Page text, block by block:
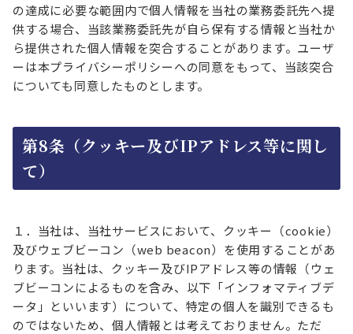
の達成に必要な範囲内で個人情報を当社の業務委託先へ提
供する場合、当該業務委託先が自ら保有する情報と当社か
ら提供された個人情報を突合することがあります。ユーザ
ーは本プライバシーポリシーへの同意をもって、当該突合
についても同意したものとします。
第8条（クッキー及びIPアドレス等に関し
て）
１．当社は、当社サービスにおいて、クッキー（cookie）
及びウェブビーコン（web beacon）を使用することがあ
ります。当社は、クッキー及びIPアドレス等の情報（ウェ
ブビーコンによるものを含み、以下「インフォマティブデ
ータ」といいます）について、特定の個人を識別できるも
のではないため、個人情報とは考えておりません。ただ